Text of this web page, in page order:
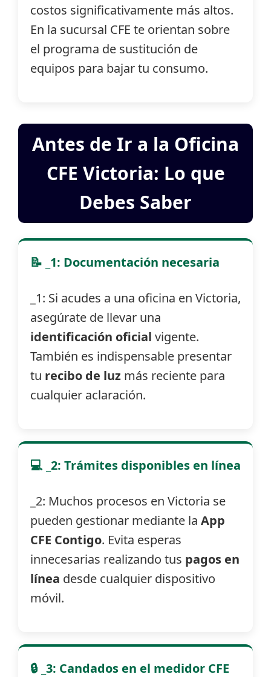
costos significativamente más altos.
En la sucursal CFE te orientan sobre
el programa de sustitución de
equipos para bajar tu consumo.
Antes de Ir a la Oficina
CFE Victoria: Lo que
Debes Saber
📝 _1: Documentación necesaria
_1: Si acudes a una oficina en Victoria,
asegúrate de llevar una
identificación oficial vigente.
También es indispensable presentar
tu recibo de luz más reciente para
cualquier aclaración.
💻 _2: Trámites disponibles en línea
_2: Muchos procesos en Victoria se
pueden gestionar mediante la App
CFE Contigo. Evita esperas
innecesarias realizando tus pagos en
línea desde cualquier dispositivo
móvil.
🔒 _3: Candados en el medidor CFE